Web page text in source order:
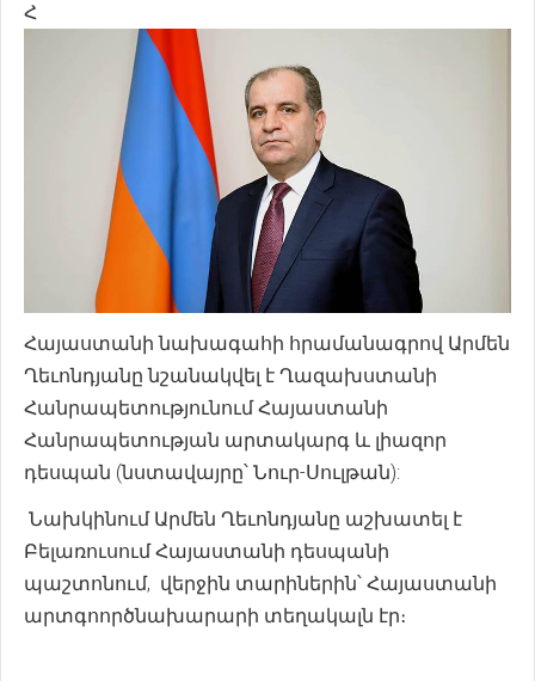
մանդատի
շրջանակներում.
Միրզոյան
Հ
Հայաստանի նախագահի հրամանագրով Արմեն
Ղեւոնդյանը նշանակվել է Ղազախստանի
Հանրապետությունում Հայաստանի
Հանրապետության արտակարգ և լիազոր
դեսպան (նստավայրը՝ Նուր-Սուլթան):
Նախկինում Արմեն Ղեւոնդյանը աշխատել է
Բելառուսում Հայաստանի դեսպանի
պաշտոնում, վերջին տարիներին՝ Հայաստանի
արտգոործնախարարի տեղակալն էր։